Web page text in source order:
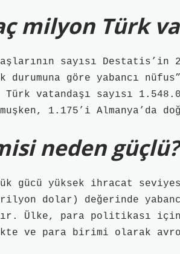
milyon Türk
sayısı Destatis’in
durumuna göre yabancı
Türk vatandaşı sayısı
1.175’i Almanya’da
neden güçlü?
gücü yüksek ihracat
dolar) değerinde
Ülke, para politikası
ve para birimi olarak